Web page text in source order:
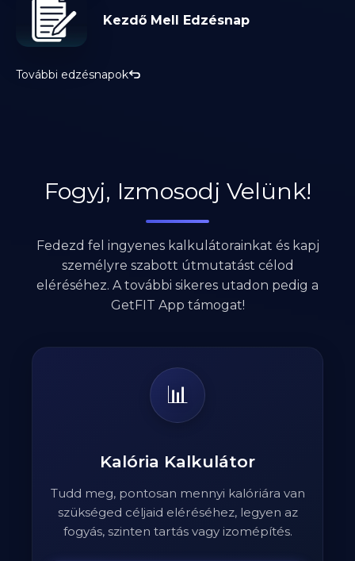
Kezdő Mell Edzésnap
További edzésnapok
Fogyj, Izmosodj Velünk!
Fedezd fel ingyenes kalkulátorainkat és kapj
személyre szabott útmutatást célod
eléréséhez. A további sikeres utadon pedig a
GetFIT App támogat!
📊
Kalória Kalkulátor
Tudd meg, pontosan mennyi kalóriára van
szükséged céljaid eléréséhez, legyen az
fogyás, szinten tartás vagy izomépítés.